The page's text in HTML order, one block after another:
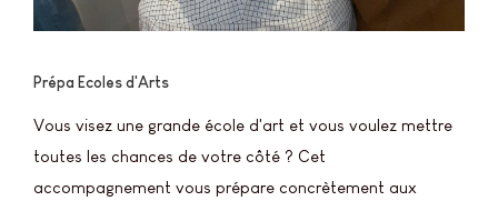
Prépa Ecoles d'Arts
Vous visez une grande école d'art et vous voulez mettre
toutes les chances de votre côté ? Cet
accompagnement vous prépare concrètement aux